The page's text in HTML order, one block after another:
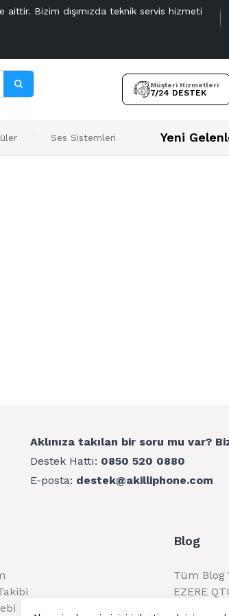
aittir. Bizim dışımızda teknik servis hizmeti
Müşteri Hizmetleri
7/24 DESTEK
Ses Sistemleri Yeni
Aklınıza takılan bir soru mu var?
Destek Hattı: 0850 520 0880
E-posta: destek@akilliphone.com
Blog
Tüm Blog
EZERE